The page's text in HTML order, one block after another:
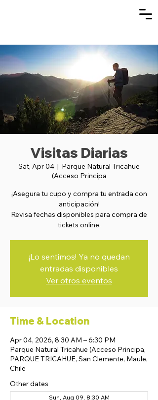
Visitas Diarias
Sat, Apr 04
  |
Parque Natural Tricahue
(Acceso Principa
¡Asegura tu cupo y compra tu entrada con
anticipación!
Revisa fechas disponibles para compra de
tickets online.
¡Lo sentimos! Ya no quedan
entradas disponibles
Ver otros eventos
Time & Location
Apr 04, 2026, 8:30 AM – 6:30 PM
Parque Natural Tricahue (Acceso Principa,
PARQUE TRICAHUE, San Clemente, Maule,
Chile
Other dates
Sun, Aug 09, 8:30 AM